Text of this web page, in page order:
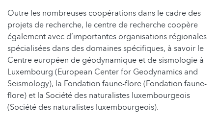
Outre les nombreuses coopérations dans le cadre des
projets de recherche, le centre de recherche coopère
également avec d’importantes organisations régionales
spécialisées dans des domaines spécifiques, à savoir le
Centre européen de géodynamique et de sismologie à
Luxembourg (European Center for Geodynamics and
Seismology), la Fondation faune-flore (Fondation faune-
flore) et la Société des naturalistes luxembourgeois
(Société des naturalistes luxembourgeois).